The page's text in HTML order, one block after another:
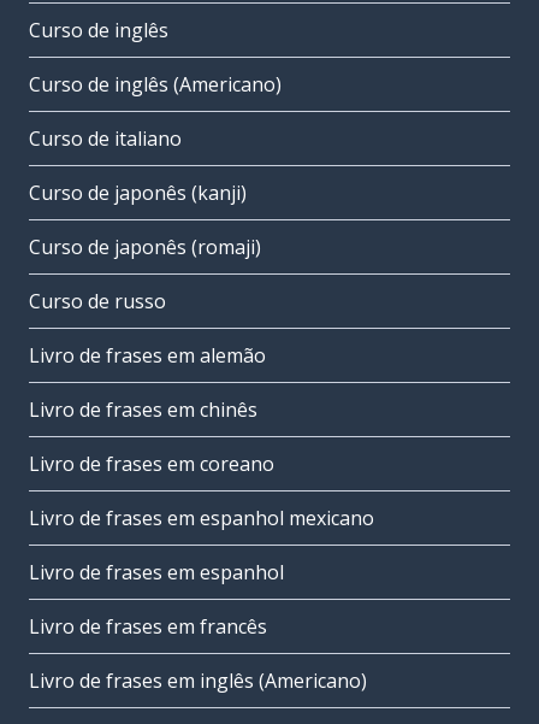
Curso de inglês
Curso de inglês (Americano)
Curso de italiano
Curso de japonês (kanji)
Curso de japonês (romaji)
Curso de russo
Livro de frases em alemão
Livro de frases em chinês
Livro de frases em coreano
Livro de frases em espanhol mexicano
Livro de frases em espanhol
Livro de frases em francês
Livro de frases em inglês (Americano)